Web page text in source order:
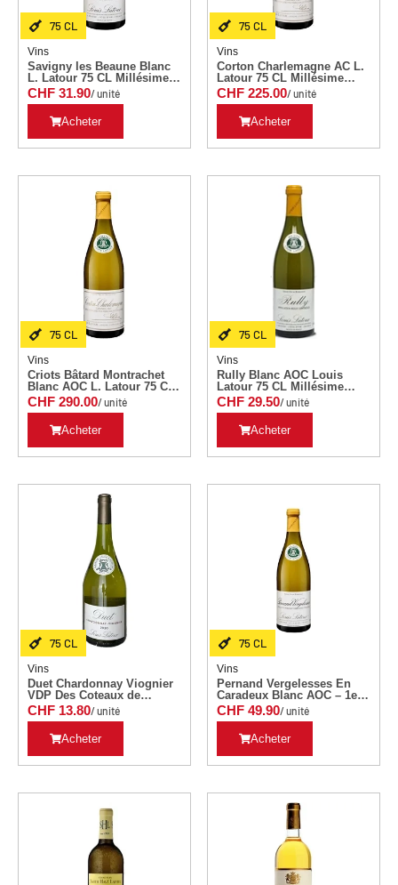
75 CL
Vins
Savigny les Beaune Blanc
L. Latour 75 CL Millésime
2019
CHF 31.90/ unité
Acheter
75 CL
Vins
Corton Charlemagne AC L.
Latour 75 CL Millésime
2018
CHF 225.00/ unité
Acheter
75 CL
Vins
Criots Bâtard Montrachet
Blanc AOC L. Latour 75 CL
Millésime 2015
CHF 290.00/ unité
Acheter
75 CL
Vins
Rully Blanc AOC Louis
Latour 75 CL Millésime
2019
CHF 29.50/ unité
Acheter
75 CL
Vins
Duet Chardonnay Viognier
VDP Des Coteaux de
l’Ardèche L. Latour 75 CL
Millésime 2020
CHF 13.80/ unité
Acheter
75 CL
Vins
Pernand Vergelesses En
Caradeux Blanc AOC – 1er
Cru Louis Latour 75 CL
Millésime 2022
CHF 49.90/ unité
Acheter